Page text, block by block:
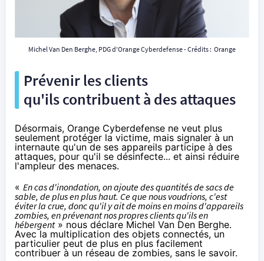
Michel Van Den Berghe, PDG d'OrangeCyberdefense - Crédits : Orange
Prévenir les clients
qu'ils contribuent à des attaques
Désormais, Orange Cyberdefense ne veut plus
seulement protéger la victime, mais signaler à un
internaute qu'un de ses appareils participe à des
attaques, pour qu'il se désinfecte... et ainsi réduire
l'ampleur des menaces.
« En cas d'inondation, on ajoute des quantités de sacs de
sable, de plus en plus haut. Ce que nous voudrions, c'est
éviter la crue, donc qu'il y ait de moins en moins d'appareils
zombies, en prévenant nos propres clients qu'ils en
hébergent» nous déclare Michel Van Den Berghe.
Avec la multiplication des objets connectés, un
particulier peut de plus en plus facilement
contribuer à un réseau de zombies, sans le savoir.